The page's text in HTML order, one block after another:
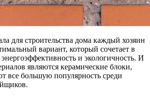
для строительства дома каждый хозяин
вариант, который сочетает в
энергоэффективность и экологичность. И
являются керамические блоки,
все большую популярность среди